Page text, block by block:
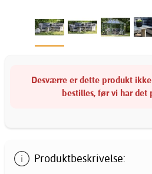
Desværre er dette produkt
bestilles, før vi har det
Produktbeskrivelse: